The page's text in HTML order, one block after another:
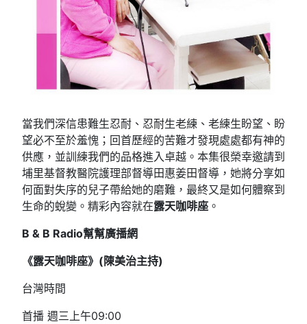
當我們深信患難生忍耐、忍耐生老練、老練生盼望、盼
望必不至於羞愧；回首歷經的苦難才發現處處都有神的
供應，並訓練我們的品格進入卓越。本集很榮幸邀請到
埔里基督教醫院護理部督導田惠姜田督導，她將分享如
何面對失序的兒子帶給她的磨難，最終又是如何體察到
生命的蛻變。精彩內容就在露天咖啡座 。
B & B Radio幫幫廣播網
《露天咖啡座》( 陳美治主持)
台灣時間
首播 週三上午09:00